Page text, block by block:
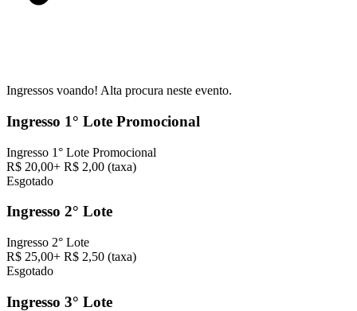
Ingressos voando! Alta procura neste evento.
Ingresso 1° Lote Promocional
Ingresso 1° Lote Promocional
R$ 20,00+ R$ 2,00 (taxa)
Esgotado
Ingresso 2° Lote
Ingresso 2° Lote
R$ 25,00+ R$ 2,50 (taxa)
Esgotado
Ingresso 3° Lote